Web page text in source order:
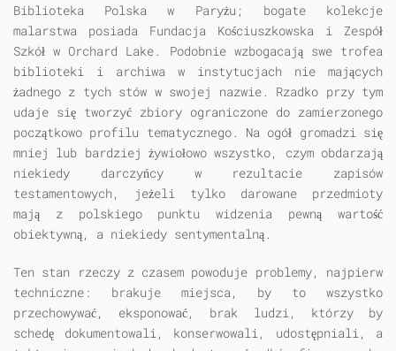
Biblioteka Polska w Paryżu; bogate kolekcje
malarstwa posiada Fundacja Kościuszkowska i Zespół
Szkół w Orchard Lake. Podobnie wzbogacają swe trofea
biblioteki i archiwa w instytucjach nie mających
żadnego z tych stów w swojej nazwie. Rzadko przy tym
udaje się tworzyć zbiory ograniczone do zamierzonego
początkowo profilu tematycznego. Na ogół gromadzi się
mniej lub bardziej żywiołowo wszystko, czym obdarzają
niekiedy darczyńcy w rezultacie zapisów
testamentowych, jeżeli tylko darowane przedmioty
mają z polskiego punktu widzenia pewną wartość
obiektywną, a niekiedy sentymentalną.
Ten stan rzeczy z czasem powoduje problemy, najpierw
techniczne: brakuje miejsca, by to wszystko
przechowywać, eksponować, brak ludzi, którzy by
schedę dokumentowali, konserwowali, udostępniali, a